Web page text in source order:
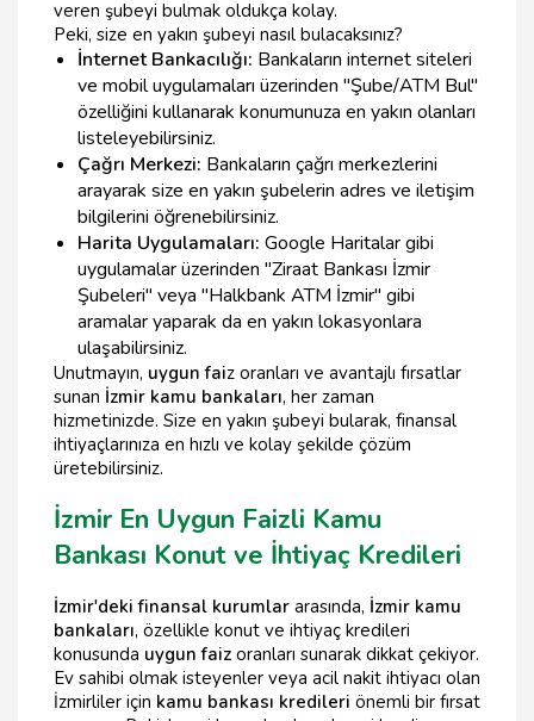
veren şubeyi bulmak oldukça kolay.
Peki, size en yakın şubeyi nasıl bulacaksınız?
İnternet Bankacılığı: Bankaların internet siteleri
ve mobil uygulamaları üzerinden "Şube/ATM Bul"
özelliğini kullanarak konumunuza en yakın olanları
listeleyebilirsiniz.
Çağrı Merkezi: Bankaların çağrı merkezlerini
arayarak size en yakın şubelerin adres ve iletişim
bilgilerini öğrenebilirsiniz.
Harita Uygulamaları: Google Haritalar gibi
uygulamalar üzerinden "Ziraat Bankası İzmir
Şubeleri" veya "Halkbank ATM İzmir" gibi
aramalar yaparak da en yakın lokasyonlara
ulaşabilirsiniz.
Unutmayın, uygun faiz oranları ve avantajlı fırsatlar
sunan İzmir kamu bankaları, her zaman
hizmetinizde. Size en yakın şubeyi bularak, finansal
ihtiyaçlarınıza en hızlı ve kolay şekilde çözüm
üretebilirsiniz.
İzmir En Uygun Faizli Kamu
Bankası Konut ve İhtiyaç Kredileri
İzmir'deki finansal kurumlar arasında, İzmir kamu
bankaları, özellikle konut ve ihtiyaç kredileri
konusunda uygun faiz oranları sunarak dikkat çekiyor.
Ev sahibi olmak isteyenler veya acil nakit ihtiyacı olan
İzmirliler için kamu bankası kredileri önemli bir fırsat